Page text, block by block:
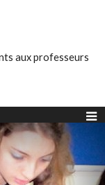
aux professeurs